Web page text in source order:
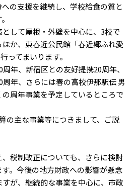
の支援を継続し、学校給食の質と
して屋根・外壁を中心に、3校で
か、東春近公民館「春近郷ふれ愛
ってまいります。
年、新宿区との友好提携20周年、
年、さらには春の高校伊那駅伝 男
周年事業を予定しているところで
の主な事業等につきまして、ご説
税制改正についても、さらに検討
。今後の地方財政への影響が懸念
が、継続的な事業を中心に、市政